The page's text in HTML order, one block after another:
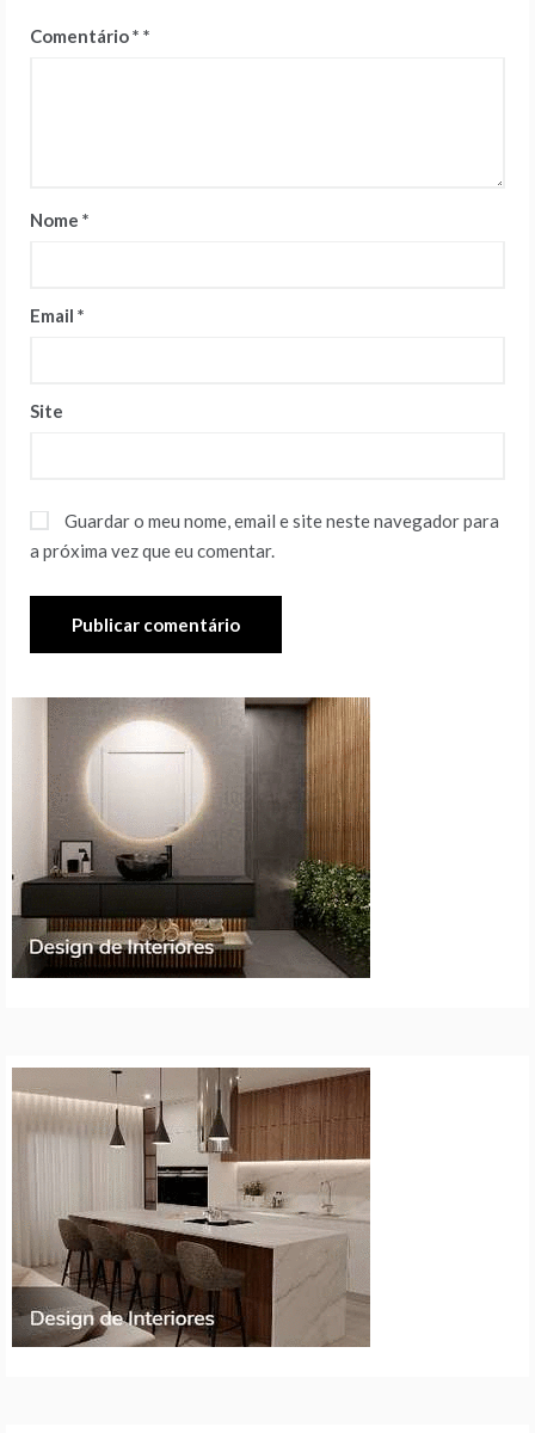
Comentário*
Nome *
Email *
Site
Guardar o meu nome, email e site neste navegador para
a próxima vez que eu comentar.